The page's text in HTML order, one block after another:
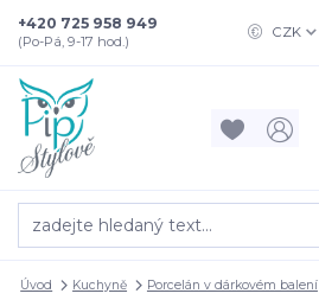
CZK
+420 725 958 949
(Po-Pá, 9-17 hod.)
Úvod Kuchyně Porcelán v dárkovém balení